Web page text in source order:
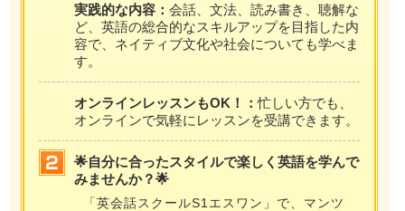
実践的な内容： 会話、文法、読み書き、聴解な
ど、英語の総合的なスキルアップを目指した内
容で、ネイティブ文化や社会についても学べま
す。
オンラインレッスンもOK！：忙しい方でも、
オンラインで気軽にレッスンを受講できます。
🌟自分に合ったスタイルで楽しく英語を学んで
みませんか？🌟
「英会話スクールS1エスワン」で、マンツ